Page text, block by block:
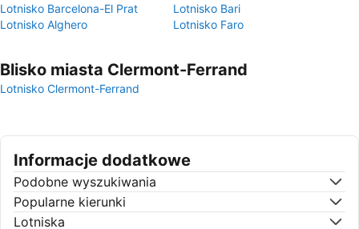
Lotnisko Barcelona-El Prat
Lotnisko Bari
Lotnisko Alghero
Lotnisko Faro
Blisko miasta Clermont-Ferrand
Lotnisko Clermont-Ferrand
Informacje dodatkowe
Podobne wyszukiwania
Popularne kierunki
Lotniska